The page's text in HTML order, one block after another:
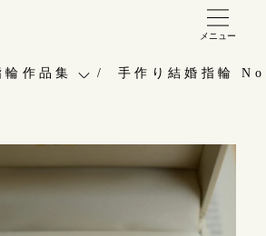
メニュー
結婚指輪・婚約指輪
輪作品集
わせ
ンタビュー
手作り結婚指輪
18:00 /年中無休
年末年始は除く